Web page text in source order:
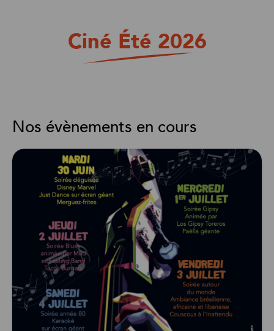
Ciné Été 2026
Nos évènements en cours